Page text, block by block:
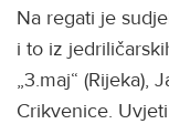
Na regati je
i to iz
„3.maj“ (Rijeka),
Crikvenice.